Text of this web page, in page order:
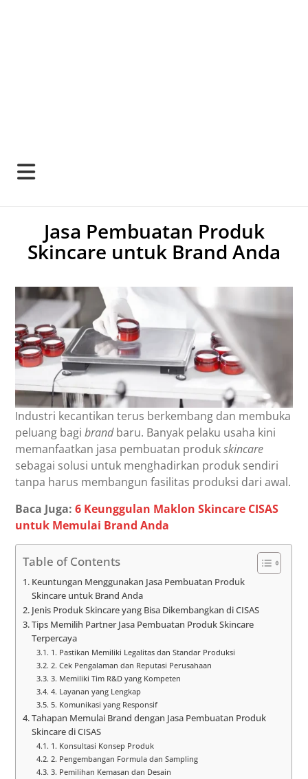
Jasa Pembuatan Produk
Skincare untuk Brand Anda
Industri kecantikan terus berkembang dan membuka
peluang bagibrandbaru. Banyak pelaku usaha kini
memanfaatkan jasa pembuatan produkskincare
sebagai solusi untuk menghadirkan produk sendiri
tanpa harus membangun fasilitas produksi dari awal.
Baca Juga:6 Keunggulan Maklon Skincare CISAS
untuk Memulai Brand Anda
Table of Contents
Keuntungan Menggunakan Jasa Pembuatan Produk
Skincare untuk Brand Anda
Jenis Produk Skincare yang Bisa Dikembangkan di CISAS
Tips Memilih Partner Jasa Pembuatan Produk Skincare
Terpercaya
1. Pastikan Memiliki Legalitas dan Standar Produksi
2. Cek Pengalaman dan Reputasi Perusahaan
3. Memiliki Tim R&D yang Kompeten
4. Layanan yang Lengkap
5. Komunikasi yang Responsif
Tahapan Memulai Brand dengan Jasa Pembuatan Produk
Skincare di CISAS
1. Konsultasi Konsep Produk
2. Pengembangan Formula dan Sampling
3. Pemilihan Kemasan dan Desain